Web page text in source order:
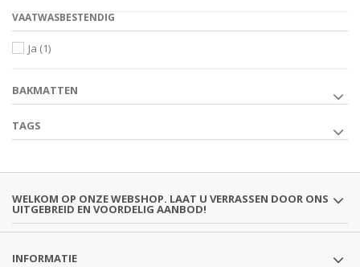
VAATWASBESTENDIG
Ja (1)
BAKMATTEN
TAGS
WELKOM OP ONZE WEBSHOP. LAAT U VERRASSEN DOOR ONS
UITGEBREID EN VOORDELIG AANBOD!
INFORMATIE